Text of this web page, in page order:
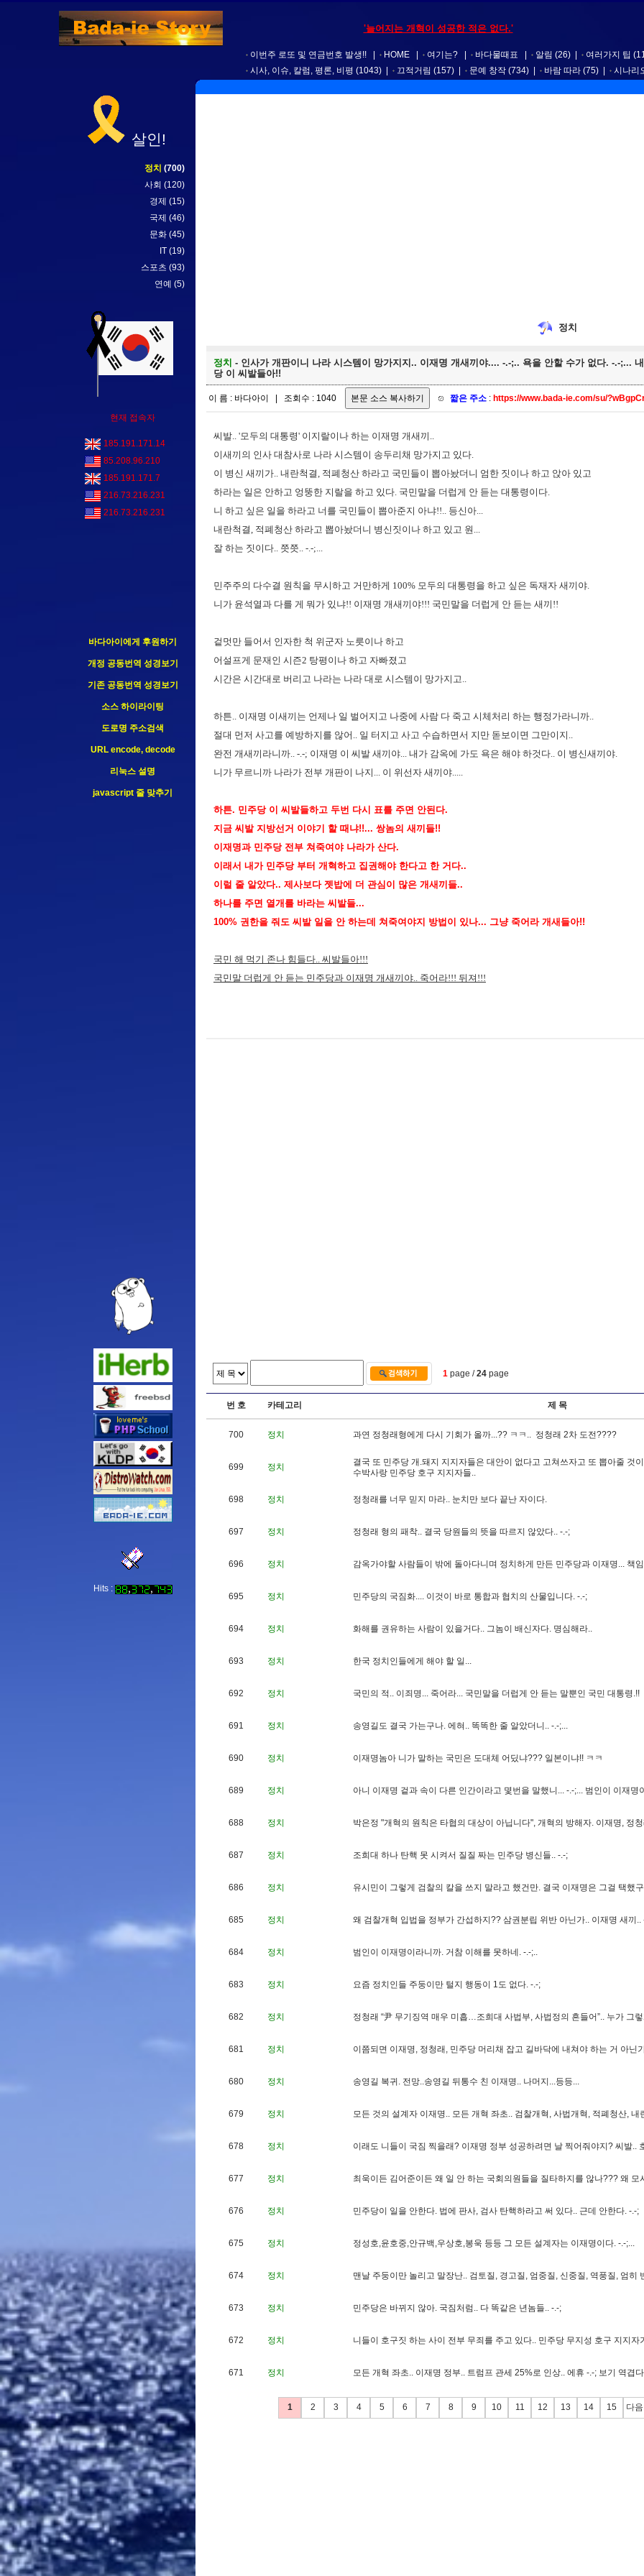
'늘어지는 개혁이 성공한 적은 없다.'
이번주 로또 및 연금번호 발생!! HOME 여기는? 바다물때표 알림 (26) 여러가지 팁
시사, 이슈, 칼럼, 평론, 비평 (1043) 끄적거림 (157) 문예 창작 (734) 바람 따라 (75) 시나리
살인!
정치 (700)
사회 (120)
경제 (15)
국제 (46)
문화 (45)
IT (19)
스포츠 (93)
연예 (5)
현재 접속자
185.191.171.14
85.208.96.210
185.191.171.7
216.73.216.231
216.73.216.231
바다아이에게 후원하기
개정 공동번역 성경보기
기존 공동번역 성경보기
소스 하이라이팅
도로명 주소검색
URL encode, decode
리눅스 설명
javascript 줄 맞추기
Hits :
정치
정치 - 인사가 개판이니 나라 시스템이 망가지지.. 이재명 개새끼야.... -.-;.. 욕을 안할 수가 없다. -.-;...
당 이 씨발들아!!
이 름 : 바다아이 | 조회수 : 1040 짧은 주소 : https://www.bada-ie.com/su/
씨발.. '모두의 대통령' 이지랄이나 하는 이재명 개새끼..
이새끼의 인사 대참사로 나라 시스템이 송두리채 망가지고 있다.
이 병신 새끼가.. 내란척결, 적폐청산 하라고 국민들이 뽑아놨더니 엄한 짓이나 하고 앉아 있고
하라는 일은 안하고 엉뚱한 지랄을 하고 있다. 국민말을 더럽게 안 듣는 대통령이다.
니 하고 싶은 일을 하라고 너를 국민들이 뽑아준지 아냐!!.. 등신아...
내란척결, 적폐청산 하라고 뽑아놨더니 병신짓이나 하고 있고 원...
잘 하는 짓이다.. 쯧쯧.. -.-;...
민주주의 다수결 원칙을 무시하고 거만하게 100% 모두의 대통령을 하고 싶은 독재자 새끼야.
니가 윤석열과 다를 게 뭐가 있냐!! 이재명 개새끼야!!! 국민말을 더럽게 안 듣는 새끼!!
겉멋만 들어서 인자한 척 위군자 노릇이나 하고
어설프게 문재인 시즌2 탕평이나 하고 자빠졌고
시간은 시간대로 버리고 나라는 나라 대로 시스템이 망가지고..
하튼.. 이재명 이새끼는 언제나 일 벌어지고 나중에 사람 다 죽고 시체처리 하는 행정가라니까..
절대 먼저 사고를 예방하지를 않어.. 일 터지고 사고 수습하면서 지만 돋보이면 그만이지..
완전 개새끼라니까.. -.-; 이재명 이 씨발 새끼야... 내가 감옥에 가도 욕은 해야 하것다.. 이 병신새끼야.
니가 무르니까 나라가 전부 개판이 나지... 이 위선자 새끼야.....
하튼. 민주당 이 씨발들하고 두번 다시 표를 주면 안된다.
지금 씨발 지방선거 이야기 할 때냐!!... 쌍놈의 새끼들!!
이재명과 민주당 전부 쳐죽여야 나라가 산다.
이래서 내가 민주당 부터 개혁하고 집권해야 한다고 한 거다..
이럴 줄 알았다.. 제사보다 젯밥에 더 관심이 많은 개새끼들..
하나를 주면 열개를 바라는 씨발들...
100% 권한을 줘도 씨발 일을 안 하는데 쳐죽여야지 방법이 있나... 그냥 죽어라 개새들아!!
국민 해 먹기 존나 힘들다.. 씨발들아!!!
국민말 더럽게 안 듣는 민주당과 이재명 개새끼야.. 죽어라!!! 뒤져!!!
1 page /24 page
번 호 카테고리 제 목
700 정치 과연 정청래 형에 게 다시 기 회 가 올까...?? ㅋ ㅋ .. 정청래 2차 도전????
699 정치 결 국 또 민주당 개 .돼 지 지 지 자들은 대 안이 없다고 고쳐 쓰자고 또 뽑아줄 것이
수박사랑 민주당 호구 지 지 자들..
698 정치 정청래 를 너 무 믿지 마라.. 눈치 만 보다 끝난 자이 다.
697 정치 정청래 형의 패 착.. 결 국 당원 들의 뜻을 따르지 않았다.. -.-;
696 정치 감옥가야할 사람들이 밖에 돌아다니 며 정치 하게 만든 민주당과 이 재 명... 책임
695 정치 민주당의 국짐화.... 이 것이 바로 통합과 협 치 의 산물입 니 다. -.-;
694 정치 화해 를 권 유하는 사람이 있을거 다.. 그놈이 배신자다. 명심해 라..
693 정치 한국 정치 인들에 게 해 야 할 일 ...
692 정치 국민의 적 .. 이 죄 명... 죽어 라... 국민말을 더 럽게 안 듣는 말뿐인 국민 대 통령.!!
691 정치 송영길 도 결 국 가는구나. 에 혀 .. 똑똑한 줄 알았더 니 .. -.-;...
690 정치 이 재 명놈아 니 가 말하는 국민은 도대체 어 딨냐??? 일 본이 냐!! ㅋ ㅋ
689 정치 아니 이 재 명 겉과 속이 다른 인간이 라고 몇번 을 말했니 ... -.-;... 범 인이 이 재 명
688 정치 박은정 "개 혁 의 원 칙 은 타협 의 대상이 아닙 니 다", 개 혁 의 방해자. 이 재 명, 정청
687 정치 조희 대 하나 탄핵 못 시 켜서 질 질 짜는 민주당 병신들.. -.-;
686 정치 유시 민이 그렇게 검 찰의 칼을 쓰지 말라고 했건 만. 결 국 이 재 명은 그걸 택했구
685 정치 왜 검 찰개 혁 입 법 을 정부가 간섭하지 ?? 삼권 분립 위 반 아닌가.. 이 재 명 새끼 ..
684 정치 범 인이 이 재 명이 라니 까. 거 참 이 해 를 못하네 . -.-;..
683 정치 요즘 정치 인들 주둥이 만 털 지 행동이 1도 없다. -.-;
682 정치 정청래 “尹 무기 징역 매 우 미 흡…조희 대 사법 부, 사법 정의 흔들어”.. 누가 그렇
681 정치 이 쯤되 면 이 재 명, 정청래 , 민주당 머 리 채 잡고 길 바닥에 내 쳐 야 하는 거 아닌
680 정치 송영길 복귀 . 전 망..송영길 뒤 통수 친 이 재 명.. 나머 지 ...등등...
679 정치 모든 것의 설계 자 이 재 명.. 모든 개 혁 좌초.. 검 찰개 혁 , 사법개 혁 , 적폐 청산, 내
678 정치 이 래 도 니 들이 국짐 찍 을래? 이 재 명 정부 성공하려 면 날 찍 어줘 야지 ? 씨 발..
677 정치 최 욱이 든 김 어 준이 든 왜 일 안 하는 국회 의 원 들을 질 타하지 를 않나??? 왜 모
676 정치 민주당이 일 을 안한다. 법에 판사, 검사 탄핵하라고 써 있다.. 근데 안한다. -.-;
675 정치 정성호,윤호중,안규백,우상호,봉욱 등등 그 모든 설계 자는 이 재 명이 다. -.-;...
674 정치 맨날 주둥이 만 놀리 고 말장난.. 검 토질 , 경고질 , 엄 중질 , 신중질 , 역 풍질 , 엄히
673 정치 민주당은 바뀌 지 않아. 국짐 처 럼 .. 다 똑같은 년 놈들.. -.-;
672 정치 니 들이 호구짓 하는 사이 전 부 무죄 를 주고 있다.. 민주당 무지 성 호구 지 지 자
671 정치 모든 개 혁 좌초.. 이 재 명 정부.. 트럼 프 관세 25%로 인상.. 에 휴 -.-; 보기 역 겹 다
1 2 3 4 5 6 7 8 9 10 11 12 13 14 15 다음